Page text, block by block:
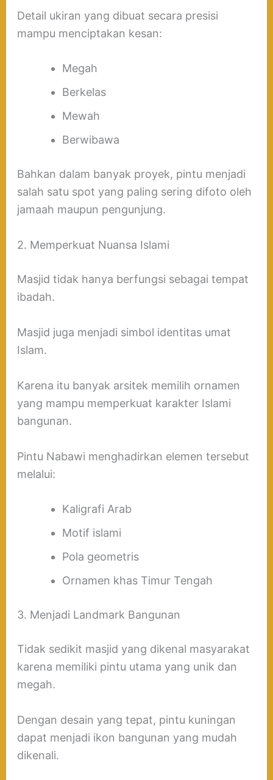
Detail ukiran yang dibuat secara presisi
mampu menciptakan kesan:
Megah
Berkelas
Mewah
Berwibawa
Bahkan dalam banyak proyek, pintu menjadi
salah satu spot yang paling sering difoto oleh
jamaah maupun pengunjung.
2. Memperkuat Nuansa Islami
Masjid tidak hanya berfungsi sebagai tempat
ibadah.
Masjid juga menjadi simbol identitas umat
Islam.
Karena itu banyak arsitek memilih ornamen
yang mampu memperkuat karakter Islami
bangunan.
Pintu Nabawi menghadirkan elemen tersebut
melalui:
Kaligrafi Arab
Motif islami
Pola geometris
Ornamen khas Timur Tengah
3. Menjadi Landmark Bangunan
Tidak sedikit masjid yang dikenal masyarakat
karena memiliki pintu utama yang unik dan
megah.
Dengan desain yang tepat, pintu kuningan
dapat menjadi ikon bangunan yang mudah
dikenali.